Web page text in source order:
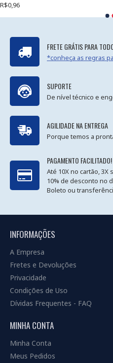
R$0,96
FRETE GRÁTIS PARA
*conheça as regras
SUPORTE
De nível técnico e
AGILIDADE NA ENTREGA
Porque temos a
PAGAMENTO FACILITADO!
Até 10X no cartão, 3X
10% de desconto no
Boleto ou
INFORMAÇÕES
A Empresa
Fretes e Devoluções
Privacidade
Condições de Uso
Dívidas Frequentes - FAQ
MINHA CONTA
Minha Conta
Meus Pedidos